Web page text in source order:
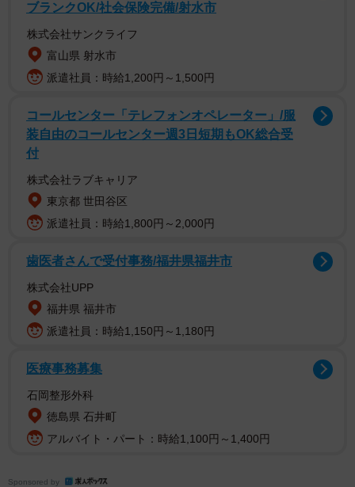
っかでマニュアル化されてんの？」「そういう生存戦
略？」と、猫の方から人を選んで保護を求めているので
は？という声も多数寄せられました。
さらに、「私も３年半前に当たり屋に目をつけられ家まで
連れ帰った口です」「ウチはカチコミタイプでした。職場
に殴り込み、（エサ）ねだった後に居座り、やはり病院→
警察→保護→ポスター貼り、半年後正式に我が家へ」「ま
とわりついて、ダメだよと何度説得してもタクシーに一緒
に乗り込んで来て、運転手さんも笑い出し、根負けして家
まで一緒に帰りました。最期を看取るまで我が家で暮らし
ブランクOK/社会保険完備/射水市
株式会社サンクライフ
富山県 射水市
派遣社員：時給1,200円～1,500円
コールセンター「テレフォンオペレーター」/服
装自由のコールセンター週3日短期もOK総合受
付
株式会社ラブキャリア
東京都 世田谷区
派遣社員：時給1,800円～2,000円
歯医者さんで受付事務/福井県福井市
株式会社UPP
福井県 福井市
派遣社員：時給1,150円～1,180円
医療事務募集
石岡整形外科
徳島県 石井町
アルバイト・パート：時給1,100円～1,400円
Sponsored by